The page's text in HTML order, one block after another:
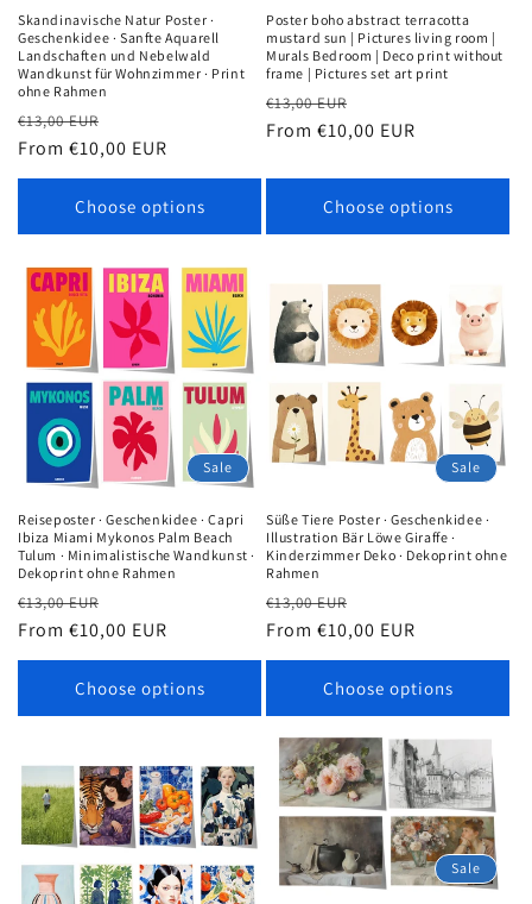
Skandinavische Natur Poster ·
Geschenkidee · Sanfte Aquarell
Landschaften und Nebelwald
Wandkunst für Wohnzimmer · Print
ohne Rahmen
Regular
price
€13,00 EUR
price
From €10,00 EUR
Choose options
Poster boho abstract terracotta
mustard sun | Pictures living room |
Murals Bedroom | Deco print without
frame | Pictures set art print
Regular
price
€13,00 EUR
price
From €10,00 EUR
Choose options
Sale
Reiseposter · Geschenkidee · Capri
Ibiza Miami Mykonos Palm Beach
Tulum · Minimalistische Wandkunst ·
Dekoprint ohne Rahmen
Regular
price
€13,00 EUR
price
From €10,00 EUR
Choose options
Sale
Süße Tiere Poster · Geschenkidee ·
Illustration Bär Löwe Giraffe ·
Kinderzimmer Deko · Dekoprint ohne
Rahmen
Regular
price
€13,00 EUR
price
From €10,00 EUR
Choose options
Sale